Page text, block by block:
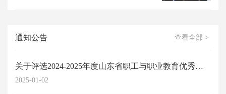
通知公告 查看全部 >
关于评选2024-2025年度山东省职工与职业教育优秀科研成果的通知
2025-01-02